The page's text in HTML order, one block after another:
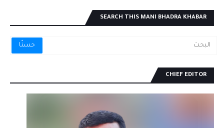
SEARCH THIS MANI BHADRA KHABAR
CHIEF EDITOR